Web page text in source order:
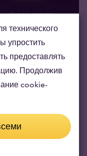
Нет на складе
г Золотая монета
Панда 2026
1 771,70
технического
упростить
предоставлять
Продолжив
cookie-